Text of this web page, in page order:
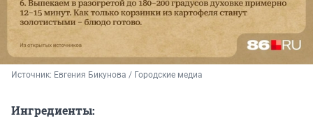
Источник: Евгения Бикунова / Городские медиа
Ингредиенты: